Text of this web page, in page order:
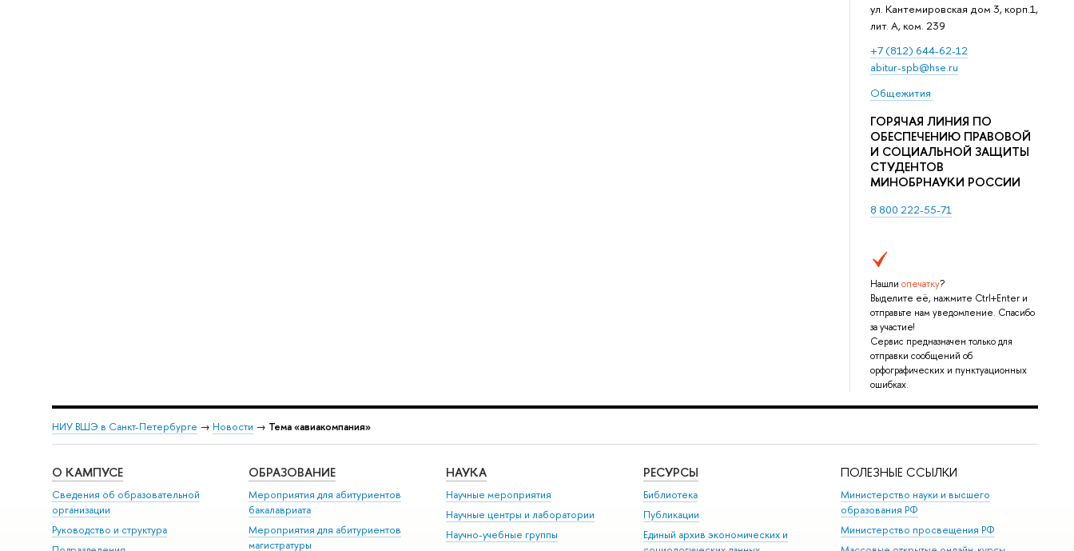
ул. Кантемировская дом 3, корп.1,
лит. А, ком. 239
+7 (812) 644-62-12
abitur-spb@hse.ru
Общежития
ГОРЯЧАЯ ЛИНИЯ ПО
ОБЕСПЕЧЕНИЮ ПРАВОВОЙ
И СОЦИАЛЬНОЙ ЗАЩИТЫ
СТУДЕНТОВ
МИНОБРНАУКИ РОССИИ
8 800 222-55-71
Нашли опечатку?
Выделите её, нажмите Ctrl+Enter и
отправьте нам уведомление. Спасибо
за участие!
Сервис предназначен только для
отправки сообщений об
орфографических и пунктуационных
ошибках.
НИУ ВШЭ в Санкт-Петербурге → Новости → Тема «авиакомпания»
О КАМПУСЕ
Сведения об образовательной
организации
Руководство и структура
ОБРАЗОВАНИЕ
Мероприятия для абитуриентов
бакалавриата
Мероприятия для абитуриентов
магистратуры
НАУКА
Научные мероприятия
Научные центры и лаборатории
Научно-учебные группы
РЕСУРСЫ
Библиотека
Публикации
Единый архив экономических и
ПОЛЕЗНЫЕ ССЫЛКИ
Министерство науки и высшего
образования РФ
Министерство просвещения РФ